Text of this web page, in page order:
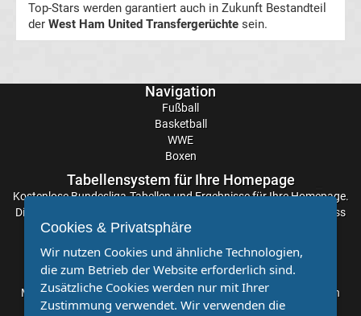
Liga
Sport-
Ratgeber
Top-Stars werden garantiert auch in Zukunft Bestandteil
der West Ham United Transfergerüchte sein.
Navigation
Fußball
Basketball
WWE
Boxen
Tabellensystem für Ihre Homepage
KostenloseBundesliga-Tabellenund Ergebnisse für Ihre Homepage.
Die Aktualisierung der Ergebnisse erfolgt alle paar Minuten, sodass
Sie stets auf dem Laufenden sind. Einfache und schnelle
Partnervereine
Möchten Sie, dass auch Ihr Verein mehr Beachtung findet? Dann
sind Sie bei uns genau richtig. Wir suchen Ihren Verein für eine
Cookies & Privatsphäre
Wir nutzen Cookies und ähnliche Technologien,
die zum Betrieb der Website erforderlich sind.
Zusätzliche Cookies werden nur mit Ihrer
Zustimmung verwendet. Wir verwenden die